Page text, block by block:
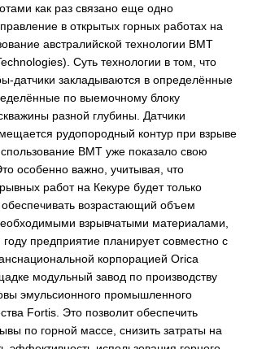
как раз связано еще одно
в открытых горных работах на
австралийской технологии BMT
Суть технологии в том, что
датчики закладываются в определённые
по выемочному блоку
разной глубины. Датчики
рудопородный контур при взрыве
BMT уже показало свою
особенно важно, учитывая, что
работ на Кекуре будет только
возрастающий объем
взрывчатыми материалами,
предприятие планирует совместно с
корпорацией Orica
модульный завод по производству
эмульсионного промышленного
Fortis. Это позволит обеспечить
по горной массе, снизить затраты на